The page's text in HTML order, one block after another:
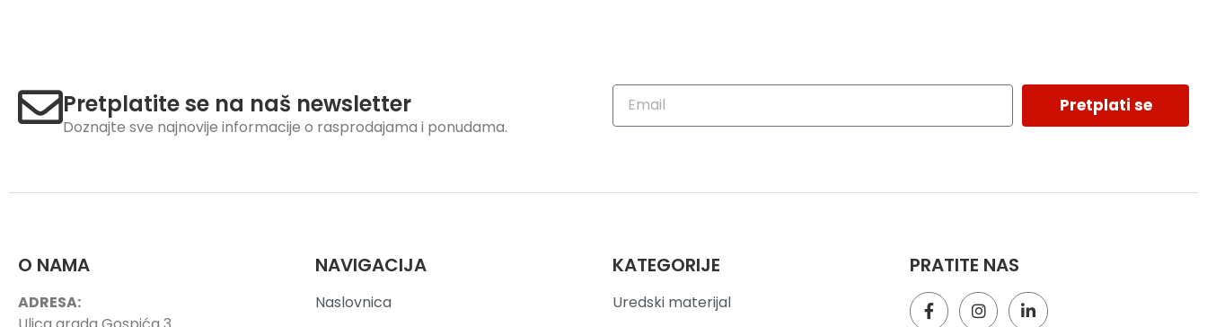
Pretplatite se na naš newsletter
Doznajte sve najnovije informacije o rasprodajama i ponudama.
Pretplati se
O NAMA
ADRESA:
NAVIGACIJA
Naslovnica
KATEGORIJE
Uredski materijal
PRATITE NAS